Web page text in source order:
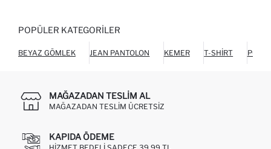
POPÜLER KATEGORILER
BEYAZ GÖMLEK JEAN PANTOLON KEMER T-SHIRT POLO
MAĞAZADAN TESLIM AL
MAĞAZADAN TESLIM ÜCRETSIZ
KAPIDA ÖDEME